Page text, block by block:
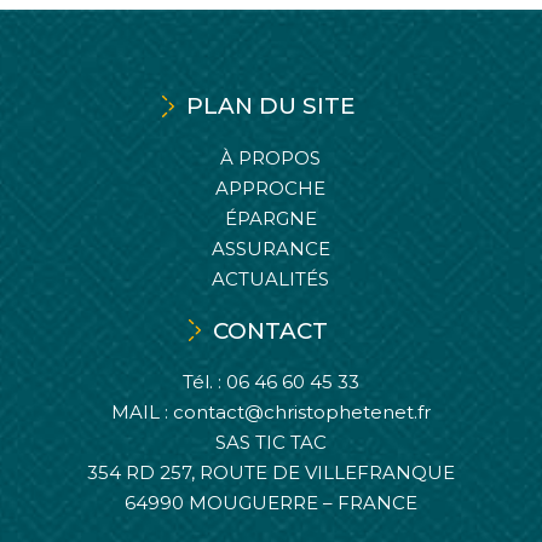
PLAN DU SITE
À PROPOS
APPROCHE
ÉPARGNE
ASSURANCE
ACTUALITÉS
CONTACT
Tél. : 06 46 60 45 33
MAIL : contact@christophetenet.fr
SAS TIC TAC
354 RD 257, ROUTE DE VILLEFRANQUE
64990 MOUGUERRE – FRANCE